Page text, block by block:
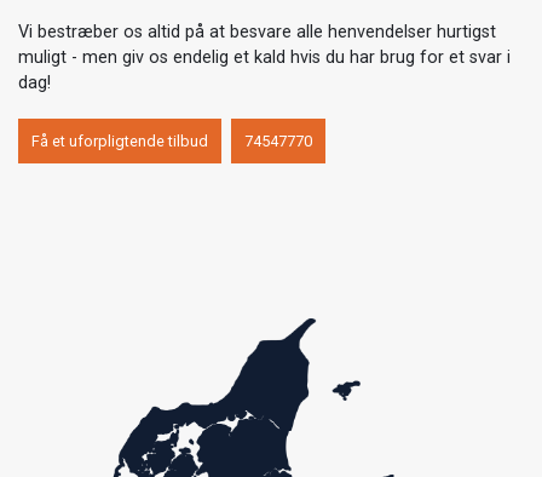
Vi bestræber os altid på at besvare alle henvendelser hurtigst
muligt - men giv os endelig et kald hvis du har brug for et svar i
dag!
Få et uforpligtende tilbud 74547770